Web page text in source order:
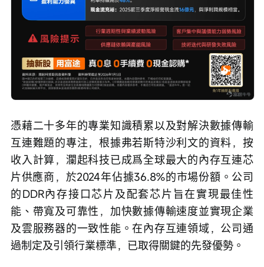
憑藉二十多年的專業知識積累以及對解決數據傳輸
互連難題的專注，根據弗若斯特沙利文的資料，按
收入計算，瀾起科技已成爲全球最大的內存互連芯
片供應商，於2024年佔據36.8%的市場份額。公司
的DDR內存接口芯片及配套芯片旨在實現最佳性
能、帶寬及可靠性，加快數據傳輸速度並實現企業
及雲服務器的一致性能。在內存互連領域，公司通
過制定及引領行業標準，已取得關鍵的先發優勢。